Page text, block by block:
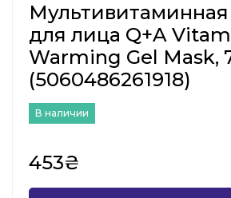
Мультивитаминная
для лица Q+A
Warming Gel Mask,
(5060486261918)
В наличии
453₴